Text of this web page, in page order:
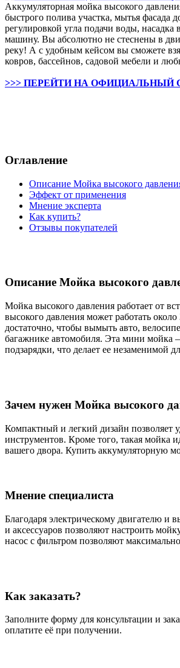
Аккумуляторная мойка высокого
быстрого полива участка, мытья фасада
регулировкой угла подачи воды,
машину. Вы абсолютно не стеснены в
реку! А с удобным кейсом вы сможете
ковров, бассейнов, садовой мебели и
>>> ПЕРЕЙТИ НА ОФИЦИАЛЬНЫЙ
Оглавление
Описание Мойка высокого
Эффект от применения
Мнение эксперта
Как купить?
Отзывы покупателей
Описание Мойка высокого
Мойка высокого давления работает от
высокого давления может работать
достаточно, чтобы вымыть авто,
багажнике автомобиля. Эта мини мойка
подзарядки, что делает ее незаменимой
Зачем нужен Мойка высокого
Компактный и легкий дизайн позволяет
инструментов. Кроме того, такая мойка
вашего двора. Купить аккумуляторную
Мнение специалиста
Благодаря электрическому двигателю и
и аксессуаров позволяют настроить
насос с фильтром позволяют
Как заказать?
Заполните форму для консультации и
оплатите её при получении.